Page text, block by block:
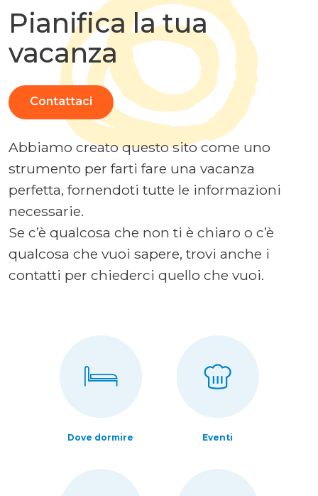
Pianifica la tua
vacanza
Contattaci
Abbiamo creato questo sito come uno
strumento per farti fare una vacanza
perfetta, fornendoti tutte le informazioni
necessarie.
Se c’è qualcosa che non ti è chiaro o c’è
qualcosa che vuoi sapere, trovi anche i
contatti per chiederci quello che vuoi.
Dove dormire Eventi